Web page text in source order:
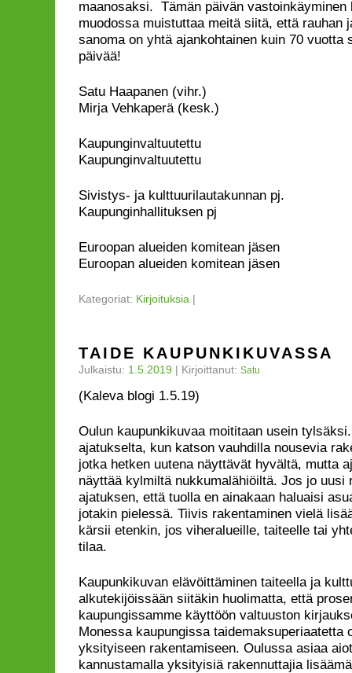
maanosaksi. Tämän päivän vastoinkäyminen
muodossa muistuttaa meitä siitä, että rauhan
sanoma on yhtä ajankohtainen kuin 70 vuotta
päivää!
Satu
Mirja Vehkaperä (kesk.)
Kaupunginvaltuutettu
Sivistys- ja
Kaupunginhallituksen pj
Euroopan alueiden
Euroopan alueiden komitean jäsen
Kategoriat: Kirjoituksia |
TAIDE KAUPUNKIKUVASSA
Julkaistu: 1.5.2019 | Kirjoittanut: Satu
(Kaleva blogi 1.5.19)
Oulun kaupunkikuvaa moititaan usein
ajatukselta, kun katson vauhdilla nousevia
jotka hetken uutena näyttävät hyvältä, mutta
näyttää kylmiltä nukkumalähiöiltä. Jos jo uusi
ajatuksen, että tuolla en ainakaan haluaisi
jotakin pielessä. Tiivis rakentaminen vielä
kärsii etenkin, jos viheralueille, taiteelle tai
tilaa.
Kaupunkikuvan elävöittäminen taiteella ja
alkutekijöissään siitäkin huolimatta, että
kaupungissamme käyttöön valtuuston
Monessa kaupungissa taidemaksuperiaatetta
yksityiseen rakentamiseen. Oulussa asiaa
kannustamalla yksityisiä rakennuttajia